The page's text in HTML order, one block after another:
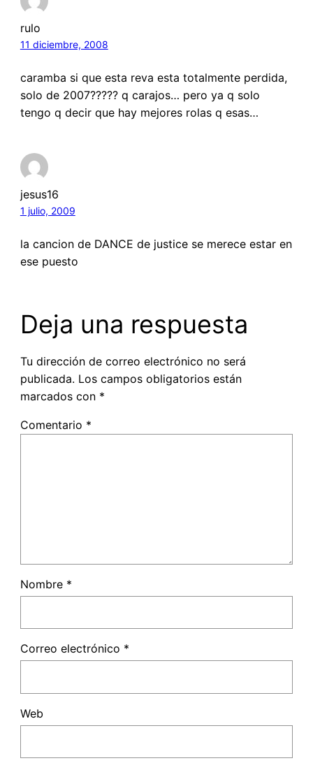
rulo
11 diciembre, 2008
caramba si que esta reva esta totalmente perdida,
solo de 2007????? q carajos… pero ya q solo
tengo q decir que hay mejores rolas q esas…
jesus16
1 julio, 2009
la cancion de DANCE de justice se merece estar en
ese puesto
Deja una respuesta
Tu dirección de correo electrónico no será
publicada. Los campos obligatorios están
marcados con *
Comentario *
Nombre *
Correo electrónico *
Web